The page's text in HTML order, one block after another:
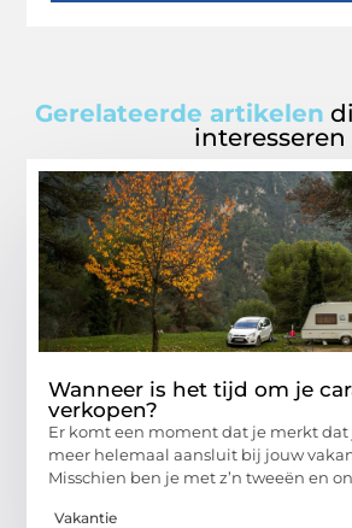
Gerelateerde artikelen
interesseren
Wanneer is het tijd om je
verkopen?
Er komt een moment dat je merkt dat
meer helemaal aansluit bij jouw
Misschien ben je met z’n tweeën en
Vakantie